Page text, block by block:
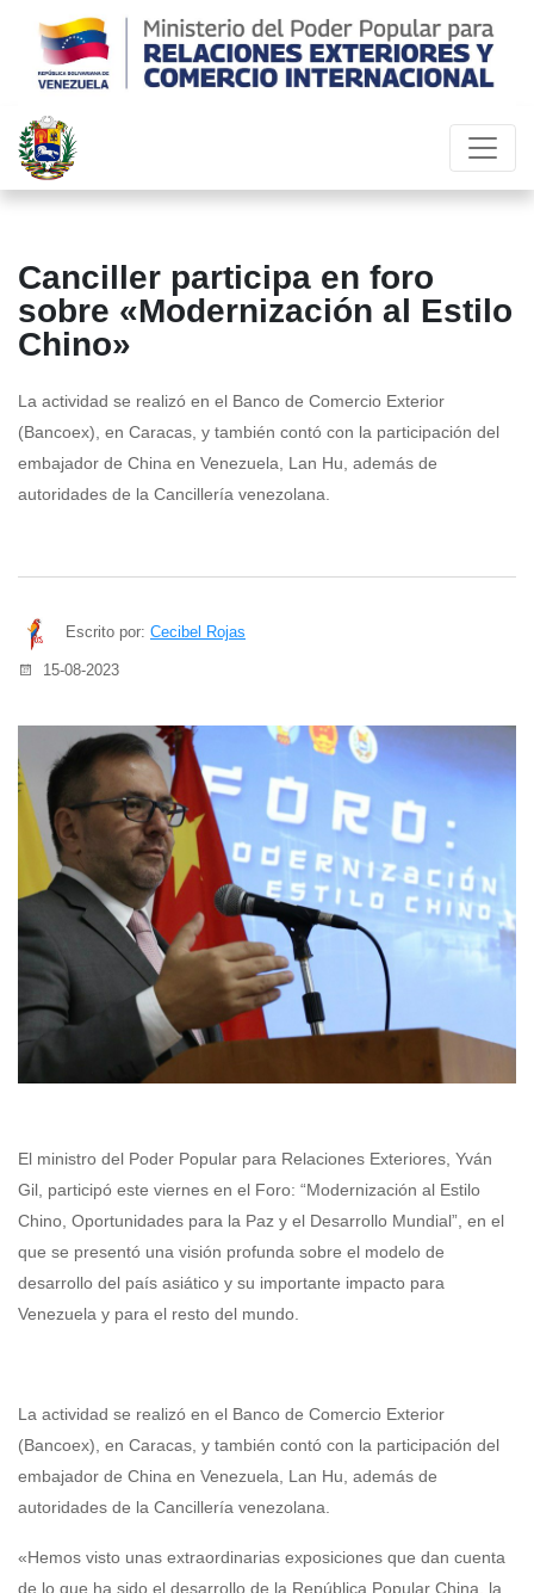
Canciller participa en foro
sobre «Modernización al Estilo
Chino»
La actividad se realizó en el Banco de Comercio Exterior
(Bancoex), en Caracas, y también contó con la participación del
embajador de China en Venezuela, Lan Hu, además de
autoridades de la Cancillería venezolana.
Escrito por: Cecibel Rojas
15-08-2023
El ministro del Poder Popular para Relaciones Exteriores, Yván
Gil, participó este viernes en el Foro: “Modernización al Estilo
Chino, Oportunidades para la Paz y el Desarrollo Mundial”, en el
que se presentó una visión profunda sobre el modelo de
desarrollo del país asiático y su importante impacto para
Venezuela y para el resto del mundo.
La actividad se realizó en el Banco de Comercio Exterior
(Bancoex), en Caracas, y también contó con la participación del
embajador de China en Venezuela, Lan Hu, además de
autoridades de la Cancillería venezolana.
«Hemos visto unas extraordinarias exposiciones que dan cuenta
de lo que ha sido el desarrollo de la República Popular China, la